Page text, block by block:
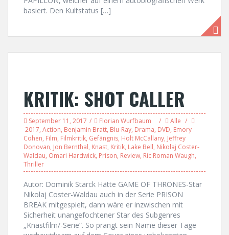
basiert. Den Kultstatus […]
KRITIK: SHOT CALLER
September 11, 2017 Florian Wurfbaum
Alle
2017, Action, Benjamin Bratt, Blu-Ray, Drama, DVD, Emory
Cohen, Film, Filmkritik, Gefängnis, Holt McCallany, Jeffrey
Donovan, Jon Bernthal, Knast, Kritik, Lake Bell, Nikolaj Coster-
Waldau, Omari Hardwick, Prison, Review, Ric Roman Waugh,
Thriller
Autor: Dominik Starck Hätte GAME OF THRONES-Star
Nikolaj Coster-Waldau auch in der Serie PRISON
BREAK mitgespielt, dann wäre er inzwischen mit
Sicherheit unangefochtener Star des Subgenres
„Knastfilm/-Serie“. So prangt sein Name dieser Tage